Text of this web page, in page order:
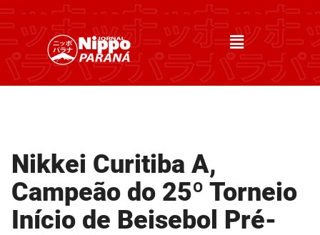
Nikkei Curitiba A,
Campeão do 25º Torneio
Início de Beisebol Pré-